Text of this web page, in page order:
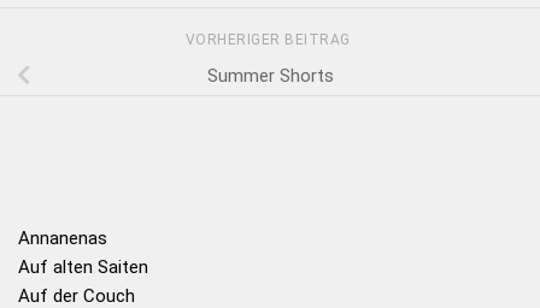
VORHERIGER BEITRAG
Summer Shorts
Annanenas
Auf alten Saiten
Auf der Couch